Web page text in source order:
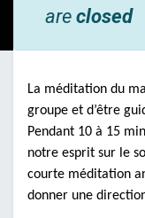
areclosed
La méditation du
groupe et d’être
Pendant 10 à 15
notre esprit sur le
courte méditation
donner une